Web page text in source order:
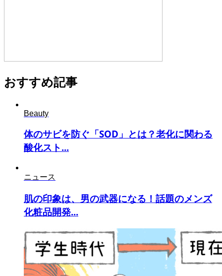
おすすめ記事
Beauty
体のサビを防ぐ「SOD」とは？老化に関わる
酸化スト...
ニュース
肌の印象は、男の武器になる！話題のメンズ
化粧品開発...